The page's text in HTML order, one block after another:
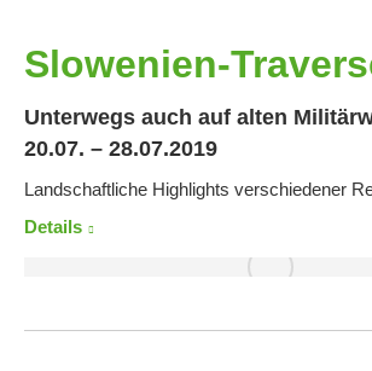
Slowenien-
Unterwegs auch auf alten
20.07. – 28.07.2019
Landschaftliche Highlights verschiedener
Details